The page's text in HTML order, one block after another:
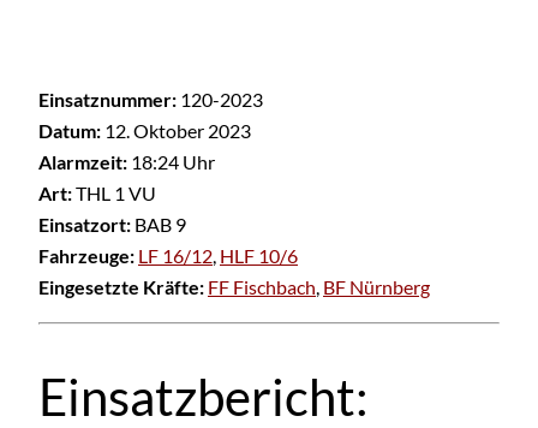
Einsatznummer: 120-2023
Datum: 12. Oktober 2023
Alarmzeit: 18:24 Uhr
Art:THL 1 VU
Einsatzort: BAB 9
Fahrzeuge: LF 16/12 HLF 10/6
Eingesetzte Kräfte: FF Fischbach BF Nürnberg
Einsatzbericht: